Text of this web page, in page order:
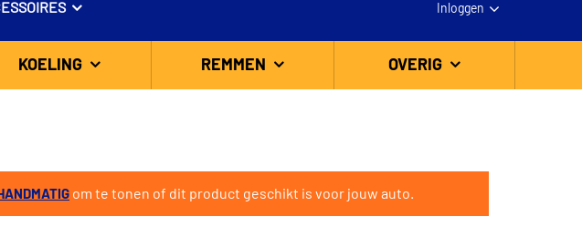
Inloggen
KOELING REMMEN OVERIG
om te tonen of dit product geschikt is voor jouw auto.